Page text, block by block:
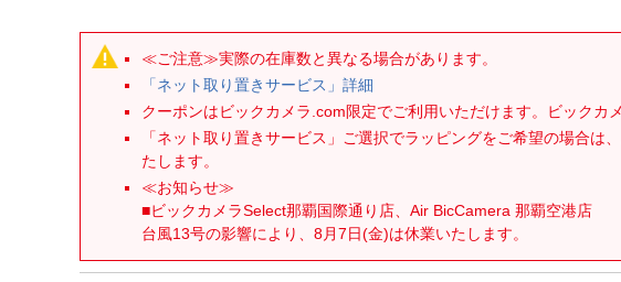
≪ご注意≫実際の在庫数と異なる場合があります。
「ネット取り置きサービス」詳細
クーポンはビックカメラ.com限定でご利用いただけます。ビックカ
「ネット取り置きサービス」ご選択でラッピングをご希望の場合
たします。
≪お知らせ≫
■ビックカメラSelect那覇国際通り店、Air BicCamera 那覇空港店
台風13号の影響により、8月7日(金)は休業いたします。